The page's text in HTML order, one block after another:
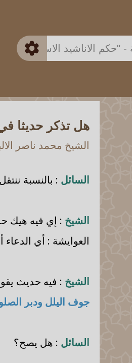
متقدم
هل تذكر حديثا في
الشيخ محمد ناصر
السائل : بالنسبة
الشيخ : إي فيه هيك
العوايشة : أي
الشيخ : فيه حديث
جوف اليلل ودبر
السائل : هل يصح؟